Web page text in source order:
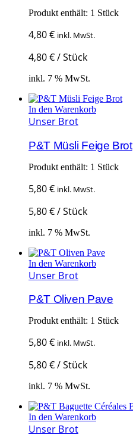
Produkt enthält: 1 Stück
4,80€ inkl. MwSt.
4,80€/Stück
inkl. 7 % MwSt.
In den Warenkorb
Unser Brot
P&T Müsli Feige Brot
Produkt enthält: 1 Stück
5,80€ inkl. MwSt.
5,80€/Stück
inkl. 7 % MwSt.
In den Warenkorb
Unser Brot
P&T Oliven Pave
Produkt enthält: 1 Stück
5,80€ inkl. MwSt.
5,80€/Stück
inkl. 7 % MwSt.
In den Warenkorb
Unser Brot